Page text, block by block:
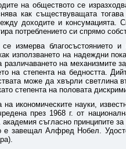
на обществото се
как съществуващата
доходите и консумацията.
потреблението си спрямо
измерва благосъстоянието
използването на надеждни
различаването на механизмите
на степента на бедността.
може да хвърли светлина
степента на половата
на икономическите науки,
през 1968 г. от
съгласно принципите
е завещал Алфред Нобел.